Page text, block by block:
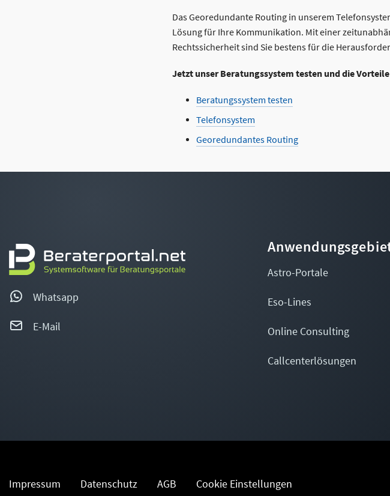
Das Georedundante Routing in unserem
Lösung für Ihre Kommunikation. Mit einer
Rechtssicherheit sind Sie bestens für die
Jetzt unser Beratungssystem testen und die
Beratungssystem testen
Telefonsystem
Georedundantes Routing
Whatsapp
E-Mail
Astro-Portale
Eso-Lines
Online Consulting
Callcenterlösungen
Impressum Datenschutz AGB Cookie Einstellungen